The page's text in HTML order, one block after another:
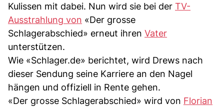
Kulissen mit dabei. Nun wird sie bei der TV-
Ausstrahlung von «Der grosse
Schlagerabschied» erneut ihren Vater
unterstützen.
Wie «Schlager.de» berichtet, wird Drews nach
dieser Sendung seine Karriere an den Nagel
hängen und offiziell in Rente gehen.
«Der grosse Schlagerabschied» wird von Florian